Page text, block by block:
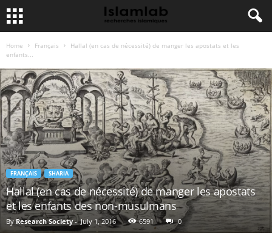
Home Français
Hallal (en cas de nécessité) de manger les apostats et les
enfants...
FRANÇAIS SHARIA
Hallal (en cas de nécessité) de manger les apostats
et les enfants des non-musulmans
By Research Society- July 1, 2016 6591 0